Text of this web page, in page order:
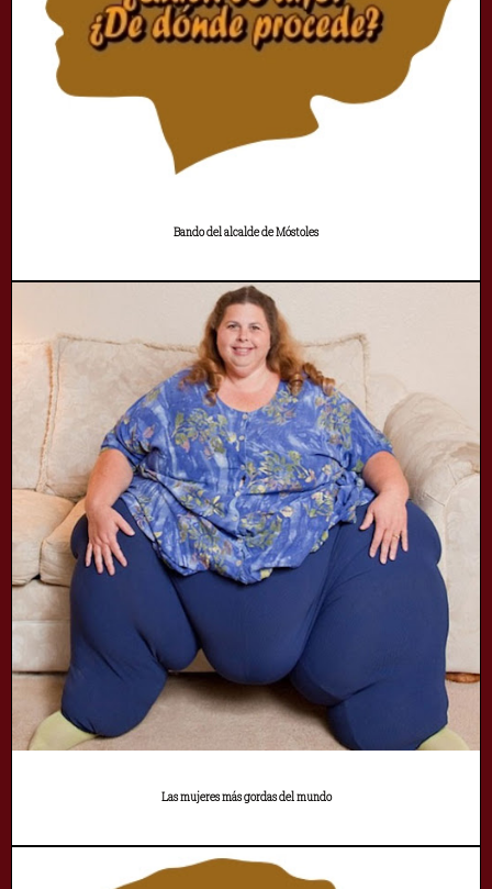
Bando del alcalde de Móstoles
Las mujeres más gordas del mundo